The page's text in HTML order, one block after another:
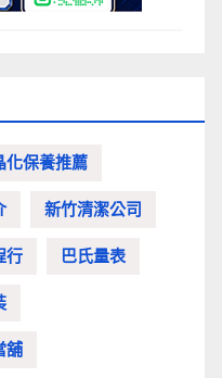
化保養推薦
新竹清潔公司
行 巴氏量表
舖